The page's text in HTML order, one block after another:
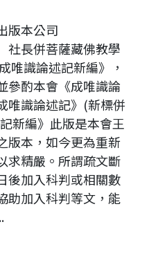
版本公司
社長併菩薩藏佛教學
唯識論述記新編》，
參酌本會《成唯識論
唯識論述記》(新標併
新編》此版是本會王
版本，如今更為重新
求精嚴。所謂疏文斷
後加入科判或相關數
助加入科判等文，能